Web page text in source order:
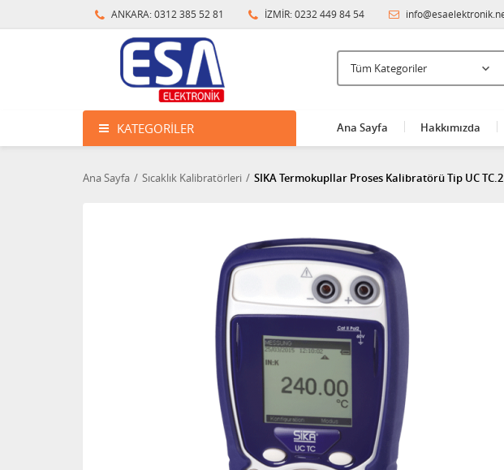
ANKARA: 0312 385 52 81 İZMİR: 0232 449 84 54
KATEGORILER Ana Sayfa Hakkımızda
Ana Sayfa Sıcaklık Kalibratörleri SIKA Termokupllar Proses Kalibratörü Tip UC TC.2